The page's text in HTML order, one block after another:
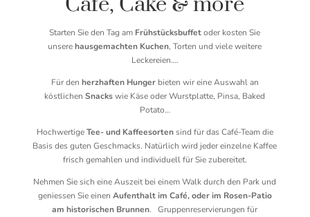
Starten Sie den Tag am Frühstücksbuffetoder kosten Sie
unserehausgemachten Kuchen, Torten und viele weitere
Leckereien….
Für den herzhaften Hungerbieten wir eine Auswahl an
köstlichenSnackswie Käse oder Wurstplatte, Pinsa, Baked
Potato…
HochwertigeTee- und Kaffeesortensind für das Café-Team die
Basis des guten Geschmacks. Natürlich wird jeder einzelne Kaffee
frisch gemahlen und individuell für Sie zubereitet.
Nehmen Sie sich eine Auszeit bei einem Walk durch den Park und
geniessen Sieeinen Aufenthalt im Café, oder im Rosen-Patio
am historischen Brunnen. Gruppenreservierungen für